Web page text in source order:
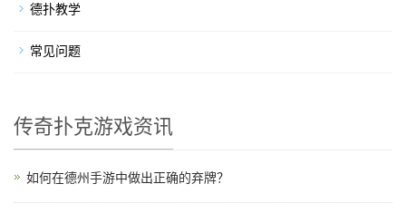
德扑教学
常见问题
传奇扑克游戏资讯
如何在德州手游中做出正确的弃牌？